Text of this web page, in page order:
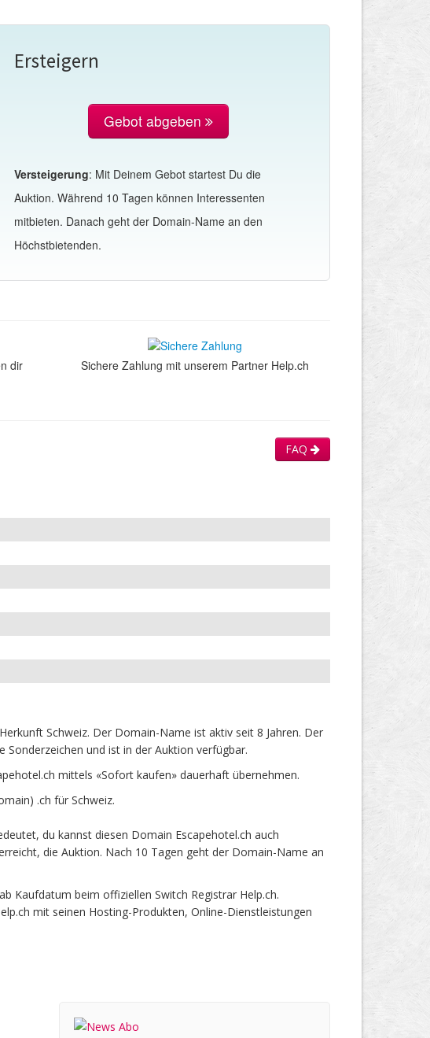
Ersteigern
Gebot abgeben
Versteigerung: Mit Deinem Gebot startest Du die
Auktion. Während 10 Tagen können Interessenten
mitbieten. Danach geht der Domain-Name an den
Höchstbietenden.
dir
Sichere Zahlung mit unserem Partner Help.ch
FAQ
Schweiz. Der Domain-Name ist aktiv seit 8 Jahren. Der
und ist in der Auktion verfügbar.
mittels «Sofort kaufen» dauerhaft übernehmen.
.ch für Schweiz.
du kannst diesen Domain Escapehotel.ch auch
die Auktion. Nach 10 Tagen geht der Domain-Name an
Kaufdatum beim offiziellen Switch Registrar Help.ch.
mit seinen Hosting-Produkten, Online-Dienstleistungen